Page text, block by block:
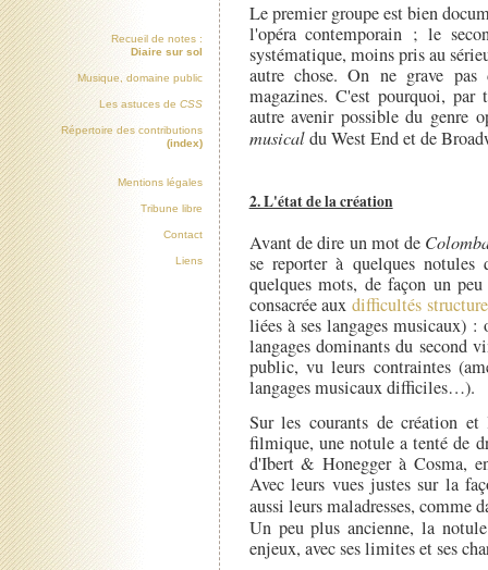
Le premier groupe est bien
l'opéra contemporain ; le
systématique, moins pris au
autre chose. On ne grave
magazines. C'est pourquoi, par
autre avenir possible du
musicaldu West End et de
2. L'état de la création
Avant de dire un mot de
se reporter à quelques
quelques mots, de façon un
consacrée aux difficultés
liées à ses langages musicaux)
langages dominants du second
public, vu leurs contraintes
langages musicaux difficiles…).
Sur les courants de création
filmique, une notule a tenté de
d'Ibert & Honegger à Cosma,
Avec leurs vues justes sur la
aussi leurs maladresses, comme
Un peu plus ancienne, la
enjeux, avec ses limites et ses
Recueil de notes :
Diaire sur sol
Musique, domaine public
Les astuces de CSS
Répertoire des contributions
(index)
Mentions légales
Tribune libre
Contact
Liens